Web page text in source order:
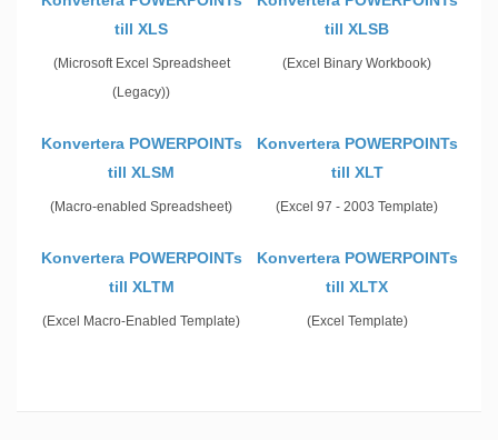
till XLS
(Microsoft Excel Spreadsheet
(Legacy))
till XLSB
(Excel Binary Workbook)
Konvertera POWERPOINTs
till XLSM
(Macro-enabled Spreadsheet)
Konvertera POWERPOINTs
till XLT
(Excel 97 - 2003 Template)
Konvertera POWERPOINTs
till XLTM
(Excel Macro-Enabled Template)
Konvertera POWERPOINTs
till XLTX
(Excel Template)